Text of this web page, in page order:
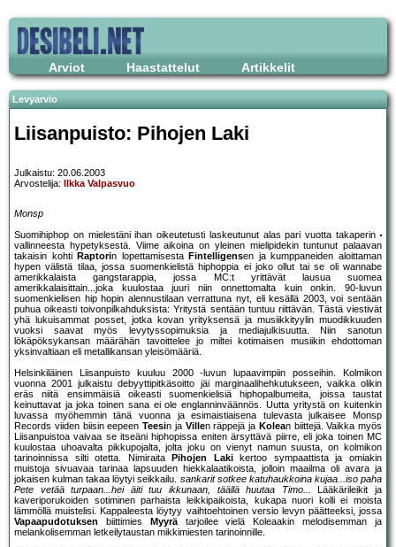
Arviot Haastattelut Artikkelit
Levyarvio
Liisanpuisto: Pihojen Laki
Julkaistu: 20.06.2003
Arvostelija:
Ilkka Valpasvuo
Monsp
Suomihiphop on mielestäni ihan oikeutetusti laskeutunut alas pari vuotta takaperin
vallinneesta hypetyksestä. Viime aikoina on yleinen mielipidekin tuntunut palaavan
takaisin kohti Raptorin lopettamisesta Fintelligensen ja kumppaneiden aloittaman
hypen välistä tilaa, jossa suomenkielistä hiphoppia ei joko ollut tai se oli wannabe
amerikkalaista gangstarappia, jossa MC:t yrittävät lausua suomea
amerikkalaisittain...joka kuulostaa juuri niin onnettomalta kuin onkin. 90-luvun
suomenkielisen hip hopin alennustilaan verrattuna nyt, eli kesällä 2003, voi sentään
puhua oikeasti toivonpilkahduksista: Yritystä sentään tuntuu riittävän. Tästä viestivät
yhä lukuisammat posset, jotka kovan yrityksensä ja musiikkityylin muodikkuuden
vuoksi saavat myös levytyssopimuksia ja mediajulkisuutta. Niin sanotun
lökäpöksykansan määrähän tavoittelee jo miltei kotimaisen musiikin ehdottoman
yksinvaltiaan eli metallikansan yleisömääriä.
Helsinkiläinen Liisanpuisto kuuluu 2000 -luvun lupaavimpiin posseihin. Kolmikon
vuonna 2001 julkaistu debyyttipitkäsoitto jäi marginaalihehkutukseen, vaikka olikin
eräs niitä ensimmäisiä oikeasti suomenkielisiä hiphopalbumeita, joissa taustat
keinuttavat ja joka toinen sana ei ole englanninväännös. Uutta yritystä on kuitenkin
luvassa myöhemmin tänä vuonna ja esimaistiaisena tulevasta julkaisee Monsp
Records viiden biisin eepeen Teesin ja Villen räppejä ja Kolean biittejä. Vaikka myös
Liisanpuistoa vaivaa se itseäni hiphopissa eniten ärsyttävä piirre, eli joka toinen MC
kuulostaa uhoavalta pikkupojalta, jolta joku on vienyt namun suusta, on kolmikon
tarinoinnissa silti otetta. Nimiraita
Pihojen Lakikertoo sympaattista ja omiakin
muistoja sivuavaa tarinaa lapsuuden hiekkalaatikoista, jolloin maailma oli avara ja
jokaisen kulman takaa löytyi seikkailu. sankarit sotkee katuhaukkoina kujaa...iso paha
Pete vetää turpaan...hei äiti tuu ikkunaan, täällä huutaa Timo... Lääkärileikit ja
kaveriporukoiden sotiminen parhaista leikkipaikoista, kukapa nuori kolli ei moista
lämmöllä muistelisi. Kappaleesta löytyy vaihtoehtoinen versio levyn päätteeksi, jossa
Vapaapudotuksen biittimies Myyrätarjoilee vielä Koleaakin melodisemman ja
melankolisemman letkeilytaustan mikkimiesten tarinoinnille.